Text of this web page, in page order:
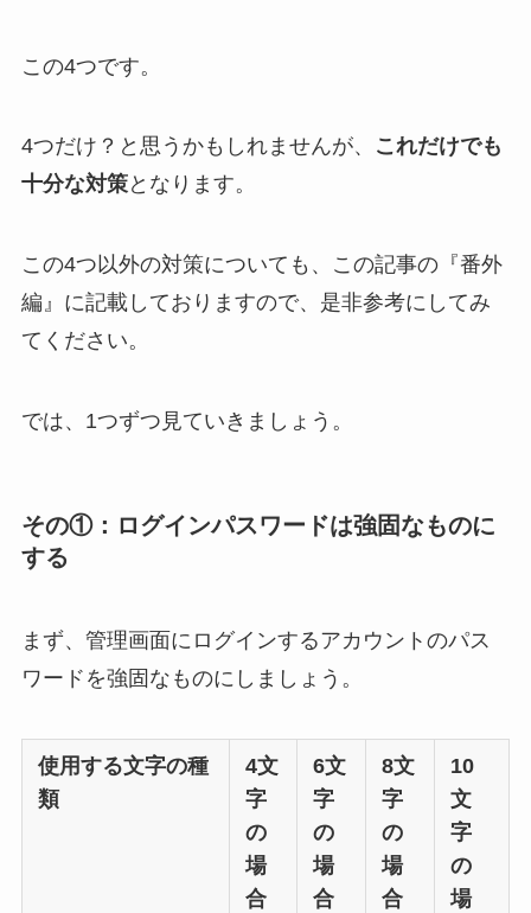
この4つです。
4つだけ？と思うかもしれませんが、
これだけでも
十分な対策となります。
この4つ以外の対策についても、この記事の『番外
編』に記載しておりますので、是非参考にしてみ
てください。
では、1つずつ見ていきましょう。
その①：ログインパスワードは強固なものに
する
まず、管理画面にログインするアカウントのパス
ワードを強固なものにしましょう。
使用する文字の種
類
4文
字
の
場
合
6文
字
の
場
合
8文
字
の
場
合
10
文
字
の
場